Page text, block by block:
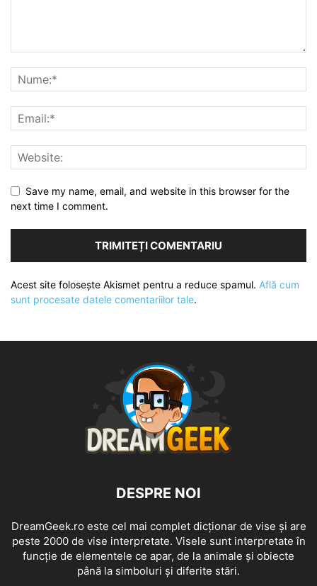
Save my name, email, and website in this browser for the
next time I comment.
Acest site folosește Akismet pentru a reduce spamul. Află cum
sunt procesate datele comentariilor tale.
DESPRE NOI
DreamGeek.ro este cel mai complet dicționar de vise și are
peste 2000 de vise interpretate. Visele sunt interpretate în
funcție de elementele ce apar, de la animale și obiecte
până la simboluri și diferite stări.